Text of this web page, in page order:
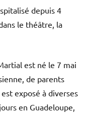
depuis 4
le théâtre, la
est né le 7 mai
de parents
exposé à diverses
en Guadeloupe,